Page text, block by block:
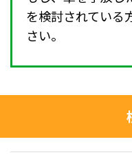
を検討されている
さい。